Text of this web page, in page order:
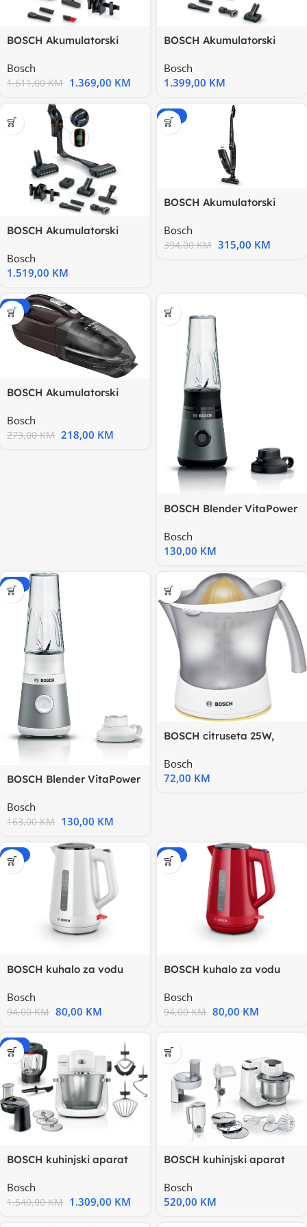
BOSCH Akumulatorski
Bosch
1.611,00KM 1.369,00 KM
BOSCH Akumulatorski
UNLIMITED
Bosch
1.399,00 KM
BOSCH Akumulatorski
UNLIMITED
Bosch
1.519,00 KM
-20%
BOSCH Akumulatorski
Bosch
394,00KM 315,00 KM
-20%
BOSCH Akumulatorski
Bosch
273,00KM 218,00 KM
BOSCH Blender VitaPower
Bosch
130,00 KM
-20%
BOSCH Blender VitaPower
Bosch
163,00KM 130,00 KM
BOSCH citruseta 25W,
Bosch
72,00 KM
-15%
BOSCH kuhalo za vodu
Bosch
94,00KM 80,00 KM
-15%
BOSCH kuhalo za vodu
Bosch
94,00KM 80,00 KM
-15%
BOSCH kuhinjski aparat
Bosch
1.540,00KM 1.309,00 KM
BOSCH kuhinjski aparat
Bosch
520,00 KM